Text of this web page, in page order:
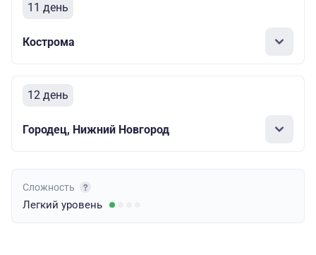
11 день
Кострома
12 день
Городец, Нижний Новгород
Сложность
Легкий уровень